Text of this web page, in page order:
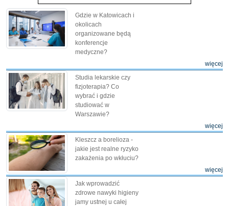
Gdzie w Katowicach i
okolicach
organizowane będą
konferencje
medyczne?
więcej
Studia lekarskie czy
fizjoterapia? Co
wybrać i gdzie
studiować w
Warszawie?
więcej
Kleszcz a borelioza -
jakie jest realne ryzyko
zakażenia po wkłuciu?
więcej
Jak wprowadzić
zdrowe nawyki higieny
jamy ustnej u całej